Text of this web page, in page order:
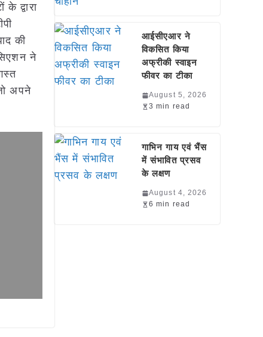
द्वारा
की
ने
अपने
आईसीएआर ने
विकसित किया
अफ्रीकी स्वाइन
फीवर का टीका
August 5, 2026
3 min read
गाभिन गाय एवं भैंस
में संभावित प्रसव
के लक्षण
August 4, 2026
6 min read